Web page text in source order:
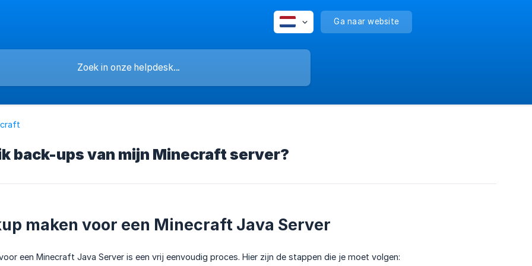
Ga naar website
back-ups van mijn Minecraft server?
maken voor een Minecraft Java Server
een Minecraft Java Server is een vrij eenvoudig proces. Hier zijn de stappen die je moet volgen: